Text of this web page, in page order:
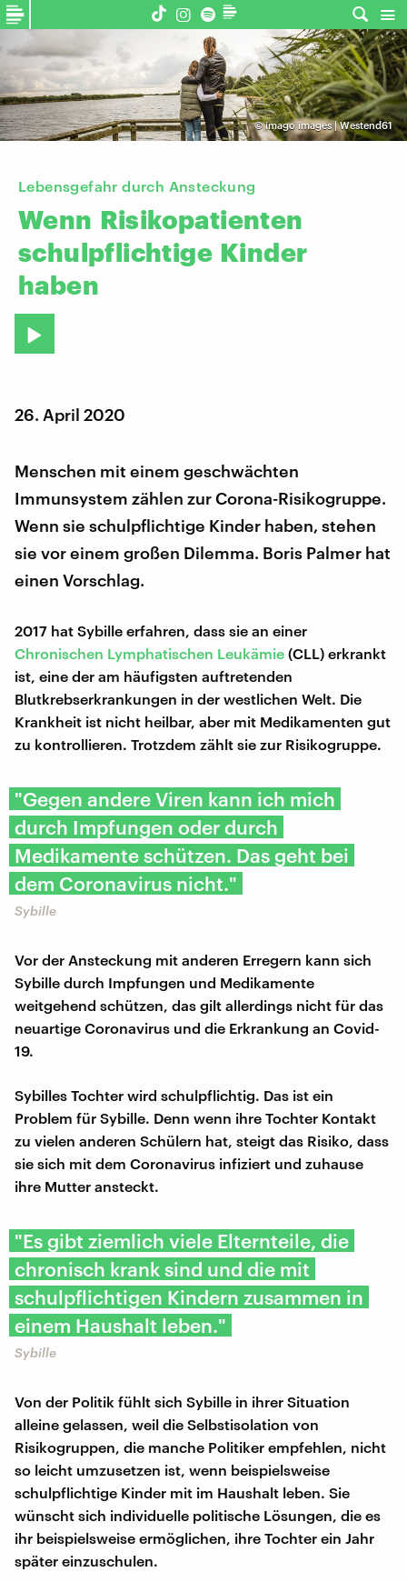
©imago images | Westend61
Lebensgefahr durch Ansteckung
Wenn Risikopatienten
schulpflichtige Kinder
haben
26. April 2020
Menschen mit einem geschwächten
Immunsystem zählen zur Corona-Risikogruppe.
Wenn sie schulpflichtige Kinder haben, stehen
sie vor einem großen Dilemma. Boris Palmer hat
einen Vorschlag.
2017 hat Sybille erfahren, dass sie an einer
Chronischen Lymphatischen Leukämie (CLL) erkrankt
ist, eine der am häufigsten auftretenden
Blutkrebserkrankungen in der westlichen Welt. Die
Krankheit ist nicht heilbar, aber mit Medikamenten gut
zu kontrollieren. Trotzdem zählt sie zur Risikogruppe.
"Gegen andere Viren kann ich mich
durch Impfungen oder durch
Medikamente schützen. Das geht bei
dem Coronavirus nicht."
Sybille
Vor der Ansteckung mit anderen Erregern kann sich
Sybille durch Impfungen und Medikamente
weitgehend schützen, das gilt allerdings nicht für das
neuartige Coronavirus und die Erkrankung an Covid-
19.
Sybilles Tochter wird schulpflichtig. Das ist ein
Problem für Sybille. Denn wenn ihre Tochter Kontakt
zu vielen anderen Schülern hat, steigt das Risiko, dass
sie sich mit dem Coronavirus infiziert und zuhause
ihre Mutter ansteckt.
"Es gibt ziemlich viele Elternteile, die
chronisch krank sind und die mit
schulpflichtigen Kindern zusammen in
einem Haushalt leben."
Sybille
Von der Politik fühlt sich Sybille in ihrer Situation
alleine gelassen, weil die Selbstisolation von
Risikogruppen, die manche Politiker empfehlen, nicht
so leicht umzusetzen ist, wenn beispielsweise
schulpflichtige Kinder mit im Haushalt leben. Sie
wünscht sich individuelle politische Lösungen, die es
ihr beispielsweise ermöglichen, ihre Tochter ein Jahr
später einzuschulen.